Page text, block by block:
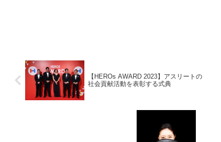
【HEROs AWARD 2023】アスリートの
社会貢献活動を表彰する式典